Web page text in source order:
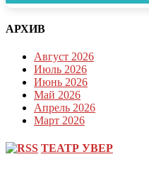
АРХИВ
Август 2026
Июль 2026
Июнь 2026
Май 2026
Апрель 2026
Март 2026
ТЕАТР УВЕР